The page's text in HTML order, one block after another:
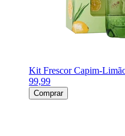
Kit Frescor Capim-
99,99
Comprar